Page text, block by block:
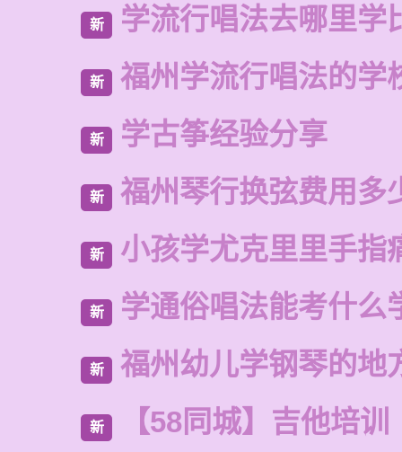
新 学流行唱法去哪里学
新 福州学流行唱法的学
新 学古筝经验分享
新 福州琴行换弦费用多
新 小孩学尤克里里手指
新 学通俗唱法能考什么
新 福州幼儿学钢琴的地
新 【58同城】吉他培训